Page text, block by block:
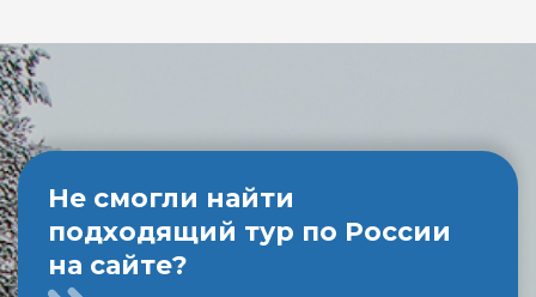
Не смогли найти
подходящий тур по России
на сайте?